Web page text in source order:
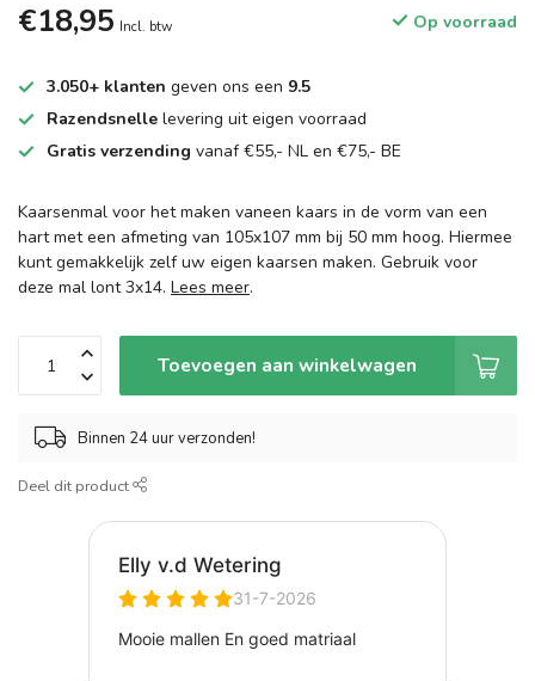
€18,95 Incl. btw Op voorraad
3.050+ klanten geven ons een 9.5
Razendsnelle levering uit eigen voorraad
Gratis verzending vanaf €55,- NL en €75,- BE
Kaarsenmal voor het maken vaneen kaars in de vorm van een
hart met een afmeting van 105x107 mm bij 50 mm hoog. Hiermee
kunt gemakkelijk zelf uw eigen kaarsen maken. Gebruik voor
deze mal lont 3x14. Lees meer.
Toevoegen aan winkelwagen
Binnen 24 uur verzonden!
Deel dit product